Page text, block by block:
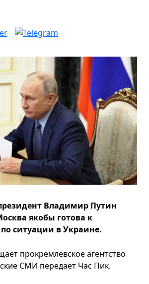
Владимир Путин
якобы готова к
ситуации в Украине.
прокремлевское агентство
СМИ передает Час Пик.